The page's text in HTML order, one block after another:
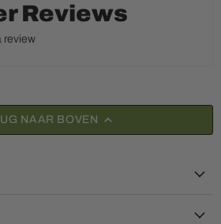
Reviews
review
NAAR BOVEN